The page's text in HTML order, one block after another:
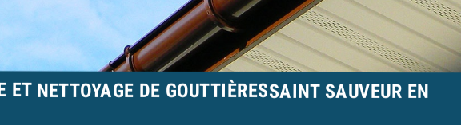
ET NETTOYAGE DE GOUTTIÈRESSAINT SAUVEUR EN